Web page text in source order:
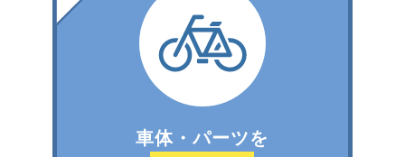
車体・パーツを